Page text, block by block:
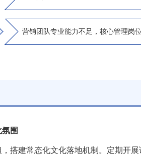
营销团队专业能力不足，核心管理岗
围
搭建常态化文化落地机制。定期开